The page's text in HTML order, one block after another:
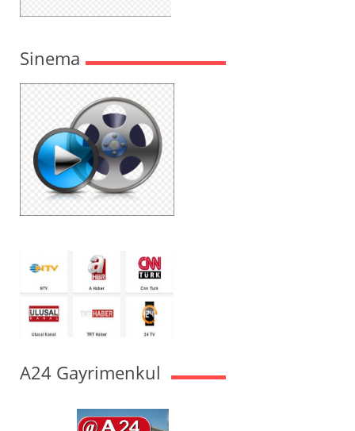
Sinema
A24 Gayrimenkul